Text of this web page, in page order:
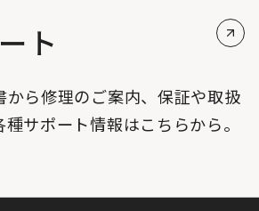
ト
から修理のご案内、保証や取扱
サポート情報はこちらから。